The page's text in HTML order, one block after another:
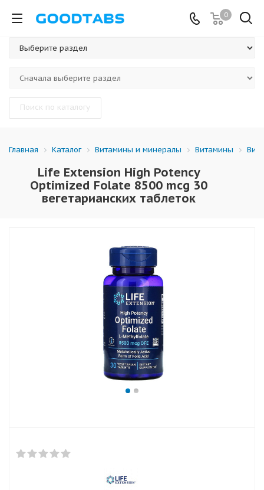
0
Поиск по каталогу
Главная Каталог Витамины и минералы Витамины
Life Extension High Potency
Optimized Folate 8500 mcg 30
вегетарианских таблеток